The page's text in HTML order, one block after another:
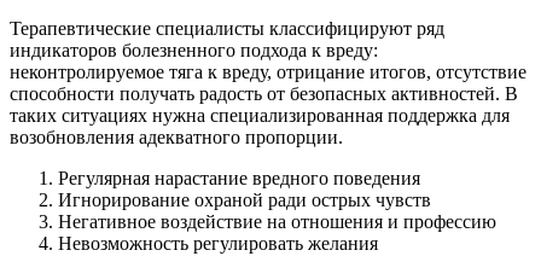
Терапевтические специалисты классифицируют ряд
индикаторов болезненного подхода к вреду:
неконтролируемое тяга к вреду, отрицание итогов, отсутствие
способности получать радость от безопасных активностей. В
таких ситуациях нужна специализированная поддержка для
возобновления адекватного пропорции.
Регулярная нарастание вредного поведения
Игнорирование охраной ради острых чувств
Негативное воздействие на отношения и профессию
Невозможность регулировать желания